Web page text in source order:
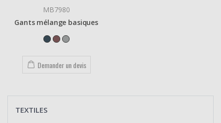
MB7980
Gants mélange basiques
Demander un devis
TEXTILES